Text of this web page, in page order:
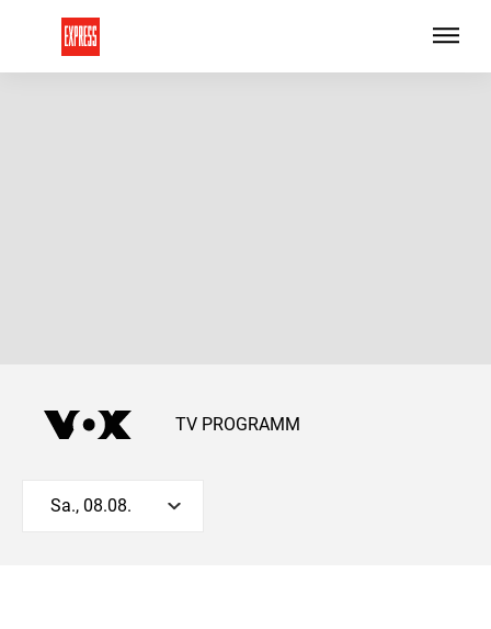
TV PROGRAMM
Sa., 08.08.